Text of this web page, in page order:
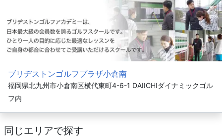
ブリヂストンゴルフプラザ小倉南
福岡県北九州市小倉南区横代東町4-6-1 DAIICHIダイナミックゴル
フ内
同じエリアで探す